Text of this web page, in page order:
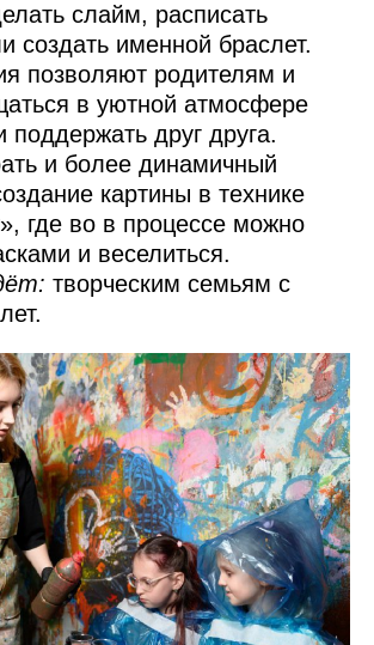
слайм, расписать
создать именной браслет.
позволяют родителям и
в уютной атмосфере
поддержать друг друга.
и более динамичный
картины в технике
где во в процессе можно
и веселиться.
творческим семьям с